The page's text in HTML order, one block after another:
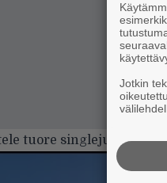
tuore singlejulkaisu
Jotkin